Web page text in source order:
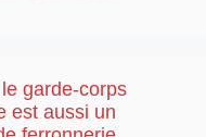
garde-corps
est aussi un